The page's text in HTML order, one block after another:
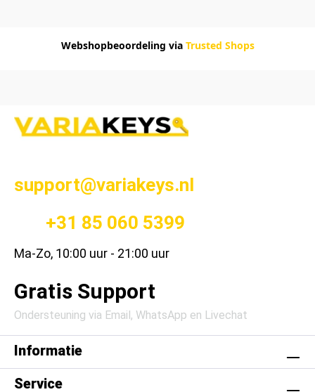
Webshopbeoordeling via Trusted Shops
support@variakeys.nl
+31 85 060 5399
Ma-Zo, 10:00 uur - 21:00 uur
Gratis Support
Ondersteuning via Email, WhatsApp en Livechat
Informatie
Service